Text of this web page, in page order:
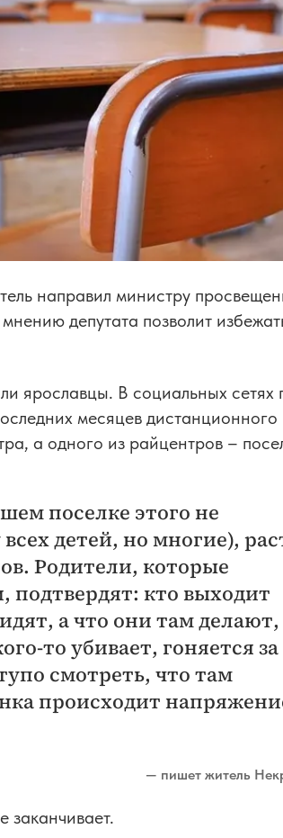
направил министру
депутата позволит
ярославцы. В социальных сетях
месяцев дистанционного
а одного из райцентров –
поселке этого не
детей, но многие),
Родители, которые
кто выходит
а что они там делают,
то убивает, гоняется за
смотреть, что там
происходит
— пишет житель
заканчивает.